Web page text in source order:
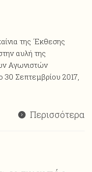
της ΄Εκθεσης
αυλή της
Αγωνιστών
Σεπτεμβρίου 2017,
Περισσότερα